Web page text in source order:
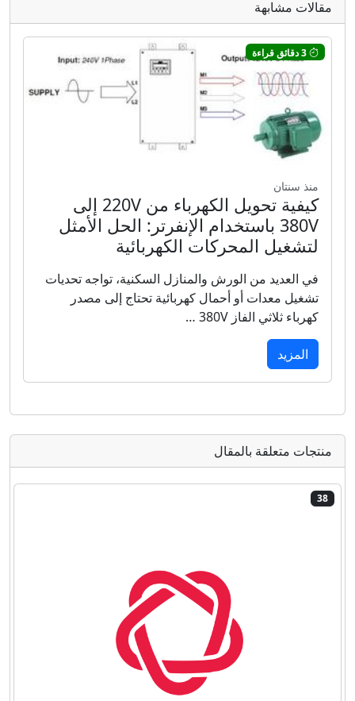
مقالات مشابهة
منذ سنتان
3 دقائق قراءة
كيفية تحويل الكهرباء من 220V إلى
380V باستخدام الإنفرتر: الحل الأمثل
لتشغيل المحركات الكهربائية
في العديد من الورش والمنازل السكنية، تواجه تحديات
تشغيل معدات أو أحمال كهربائية تحتاج إلى مصدر
كهرباء ثلاثي الفاز 380V …
المزيد
منتجات متعلقة بالمقال
38